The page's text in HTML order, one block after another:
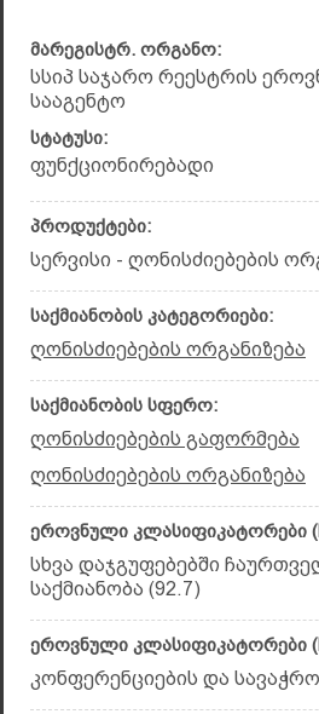
მარეგისტრ. ორგანო:
სსიპ საჯარო რეესტრის
სააგენტო
სტატუსი:
ფუნქციონირებადი
პროდუქტები:
სერვისი - ღონისძიებების
საქმიანობის კატეგორიები:
ღონისძიებების ორგანიზება
საქმიანობის სფერო:
ღონისძიებების გაფორმება
ღონისძიებების ორგანიზება
ეროვნული კლასიფიკატორები
სხვა დაჯგუფებებში
საქმიანობა (92.7)
ეროვნული კლასიფიკატორები
კონფერენციების და